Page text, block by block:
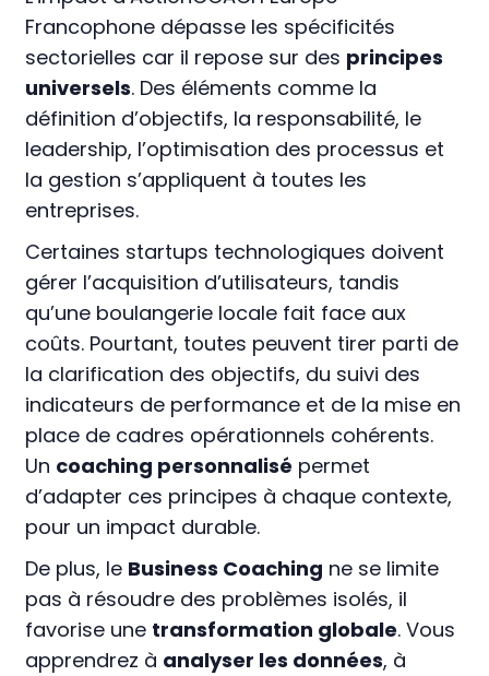
Francophone dépasse les spécificités
sectorielles car il repose sur des principes
universels. Des éléments comme la
définition d’objectifs, la responsabilité, le
leadership, l’optimisation des processus et
la gestion s’appliquent à toutes les
entreprises.
Certaines startups technologiques doivent
gérer l’acquisition d’utilisateurs, tandis
qu’une boulangerie locale fait face aux
coûts. Pourtant, toutes peuvent tirer parti de
la clarification des objectifs, du suivi des
indicateurs de performance et de la mise en
place de cadres opérationnels cohérents.
Un coaching personnalisé permet
d’adapter ces principes à chaque contexte,
pour un impact durable.
De plus, le Business Coaching ne se limite
pas à résoudre des problèmes isolés, il
favorise une transformation globale. Vous
apprendrez à analyser les données, à